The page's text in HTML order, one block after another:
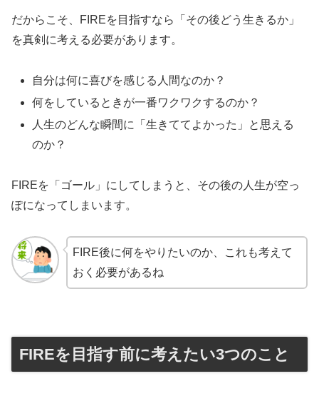
だからこそ、FIREを目指すなら「その後どう生きるか」
を真剣に考える必要があります。
自分は何に喜びを感じる人間なのか？
何をしているときが一番ワクワクするのか？
人生のどんな瞬間に「生きててよかった」と思える
のか？
FIREを「ゴール」にしてしまうと、その後の人生が空っ
ぽになってしまいます。
FIRE後に何をやりたいのか、これも考えて
おく必要があるね
FIREを目指す前に考えたい3つのこと